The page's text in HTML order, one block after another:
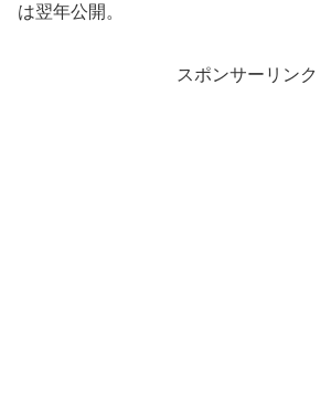
は翌年公開。
スポンサーリンク